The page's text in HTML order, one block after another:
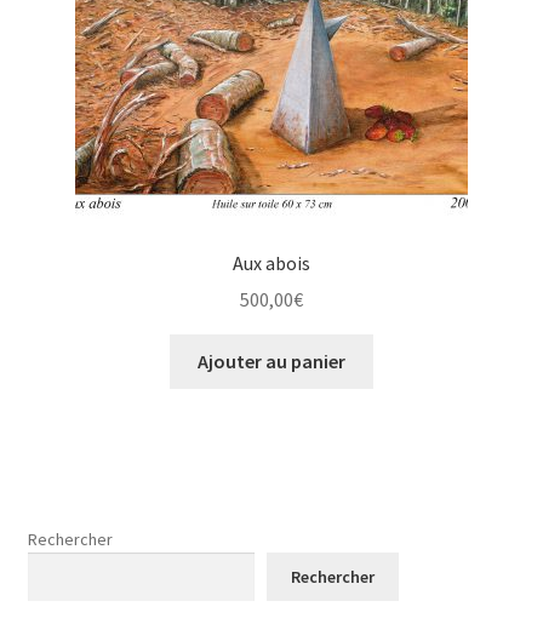
Aux abois
500,00€
Ajouter au panier
Rechercher
Rechercher